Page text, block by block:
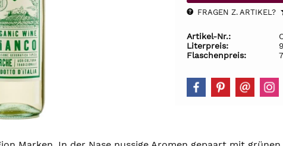
FRAGEN Z. ARTIKEL?
Artikel-Nr.:
Literpreis:
Flaschenpreis: